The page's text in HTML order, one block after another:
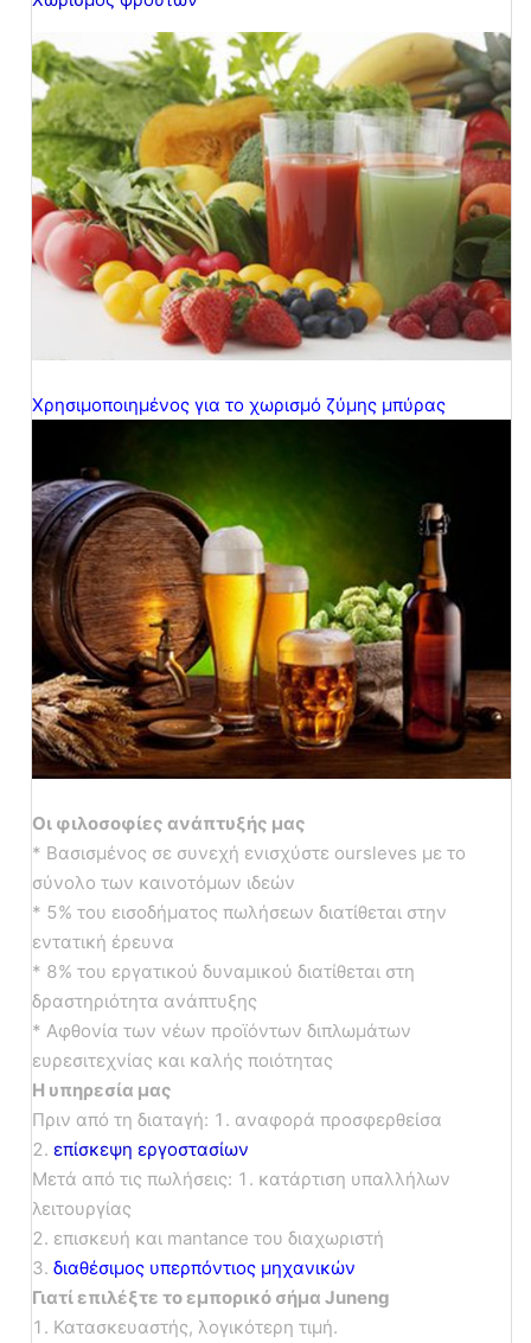
Χρησιμοποιημένος για το χωρισμό ζύμης μπύρας
Οι φιλοσοφίες ανάπτυξής μας
* Βασισμένος σε συνεχή ενισχύστε oursleves με το
σύνολο των καινοτόμων ιδεών
* 5% του εισοδήματος πωλήσεων διατίθεται στην
εντατική έρευνα
* 8% του εργατικού δυναμικού διατίθεται στη
δραστηριότητα ανάπτυξης
* Αφθονία των νέων προϊόντων διπλωμάτων
ευρεσιτεχνίας και καλής ποιότητας
Η υπηρεσία μας
Πριν από τη διαταγή: 1. αναφορά προσφερθείσα
2. επίσκεψη εργοστασίων
Μετά από τις πωλήσεις: 1. κατάρτιση υπαλλήλων
λειτουργίας
2. επισκευή και mantance του διαχωριστή
3. διαθέσιμος υπερπόντιος μηχανικών
Γιατί επιλέξτε το εμπορικό σήμα Juneng
1. Κατασκευαστής, λογικότερη τιμή.